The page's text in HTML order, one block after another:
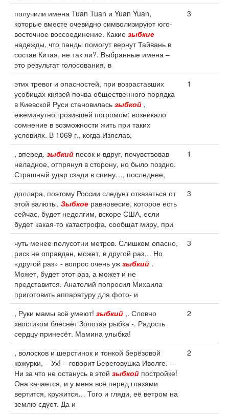
получили имена Tuan Tuan и Yuan Yuan,
которые вместе очевидно символизируют юго-
восточное воссоединение. Какие зыбкие
надежды, что панды помогут вернут Тайвань в
состав Китая, не так ли?. Выбранные имена –
это результат голосования, в
3
этих тревог и опасностей, при возраставших
усобицах князей почва общественного порядка
в Киевской Руси становилась зыбкой ,
ежеминутно грозившей погромом: возникало
сомнение в возможности жить при таких
условиях. В 1069 г., когда Изяслав,
1
, вперед. зыбкий песок и вдруг, почувствовав
неладное, отпрянул в сторону, но было поздно.
Страшный удар сзади в спину…, последнее,
1
доллара, поэтому России следует отказаться от
этой валюты. Зыбкое равновесие, которое есть
сейчас, будет недолгим, вскоре США, если
будет какая-то катастрофа, сообщат миру, при
3
чуть менее полусотни метров. Слишком опасно,
риск не оправдан, может, в другой раз… Но
«другой раз» - вопрос очень уж зыбкий .
Может, будет этот раз, а может и не
представится. Анатолий попросил Михаила
приготовить аппаратуру для фото- и
3
, Руки мамы всё умеют! зыбкий ,. Словно
хвостиком блеснёт Золотая рыбка -. Радость
сердцу принесёт. Мамина улыбка!
2
, волосков и шерстинок и тонкой берёзовой
кожурки, – Ух! – говорит Береговушка Иволге. –
Ни за что не останусь в этой зыбкой постройке!
Она качается, и у меня всё перед глазами
вертится, кружится… Того и гляди, её ветром на
землю сдует. Да и
2